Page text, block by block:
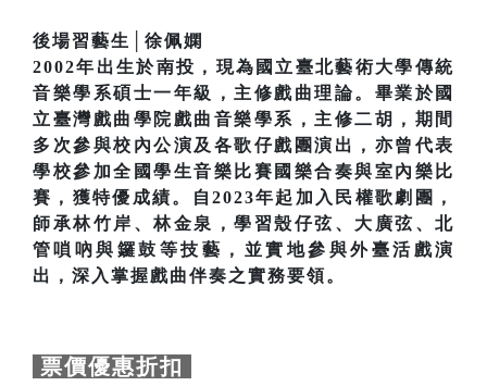
後場習藝生│徐佩嫻
2002年出生於南投，現為國立臺北藝術大學傳統
音樂學系碩士一年級，主修戲曲理論。畢業於國
立臺灣戲曲學院戲曲音樂學系，主修二胡，期間
多次參與校內公演及各歌仔戲團演出，亦曾代表
學校參加全國學生音樂比賽國樂合奏與室內樂比
賽，獲特優成績。自2023年起加入民權歌劇團，
師承林竹岸、林金泉，學習殼仔弦、大廣弦、北
管嗩吶與鑼鼓等技藝，並實地參與外臺活戲演
出，深入掌握戲曲伴奏之實務要領。
票價優惠折扣